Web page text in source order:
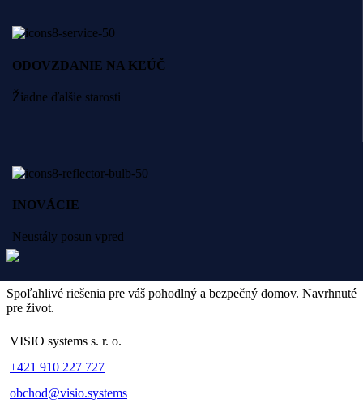
ODOVZDANIE NA KĽÚČ
Žiadne ďalšie starosti
INOVÁCIE
Neustály posun vpred
Spoľahlivé riešenia pre váš pohodlný a bezpečný domov. Navrhnuté
pre život.
VISIO systems s. r. o.
+421 910 227 727
obchod@visio.systems